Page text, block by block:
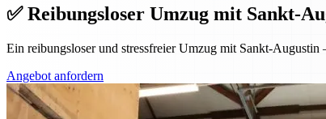
✅ Reibungsloser Umzug mit Sankt-
Ein reibungsloser und stressfreier Umzug mit Sankt-
Angebot anfordern